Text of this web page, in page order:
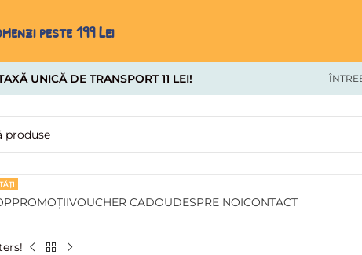
peste 199 Lei
UNICĂ DE TRANSPORT 11 LEI!
PROMOȚIIVOUCHER CADOUDESPRE NOICONTACT